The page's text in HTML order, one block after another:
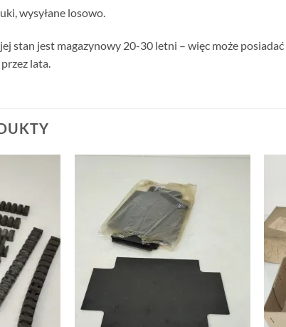
wysyłane losowo.
stan jest magazynowy 20-30 letni – więc może
lata.